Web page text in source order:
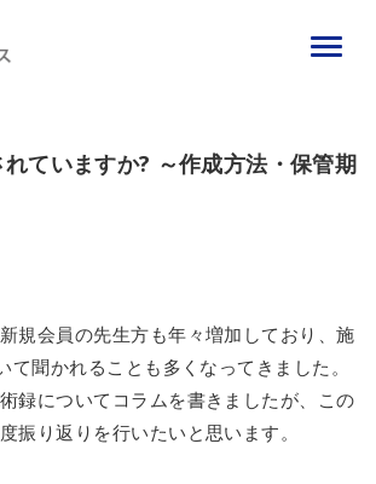
ていますか? ～作成方法・保管期
規会員の先生方も年々増加しており、施
て聞かれることも多くなってきました。
録についてコラムを書きましたが、この
振り返りを行いたいと思います。